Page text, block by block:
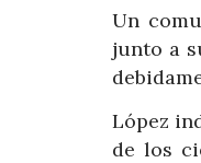
Un
junto a
López
de los